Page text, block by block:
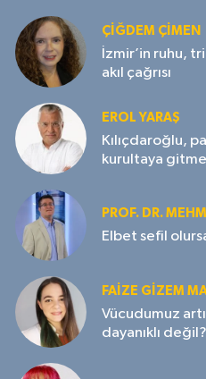
ÇIĞDEM ÇIMEN
İzmir’in ruhu,
akıl çağrısı
EROL YARAŞ
Kılıçdaroğlu,
kurultaya
PROF. DR.
Elbet sefil
FAIZE GIZEM
Vücudumuz
dayanıklı değil?